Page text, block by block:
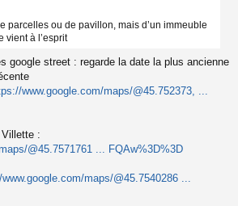
parcelles ou de pavillon, mais d’un immeuble
vient à l’esprit
google street : regarde la date la plus ancienne
www.google.com/maps/@45.752373, ...
:
@45.7571761 ... FQAw%3D%3D
maps/@45.7540286 ...